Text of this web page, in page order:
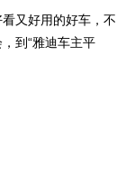
又好用的好车，不
到“雅迪车主平